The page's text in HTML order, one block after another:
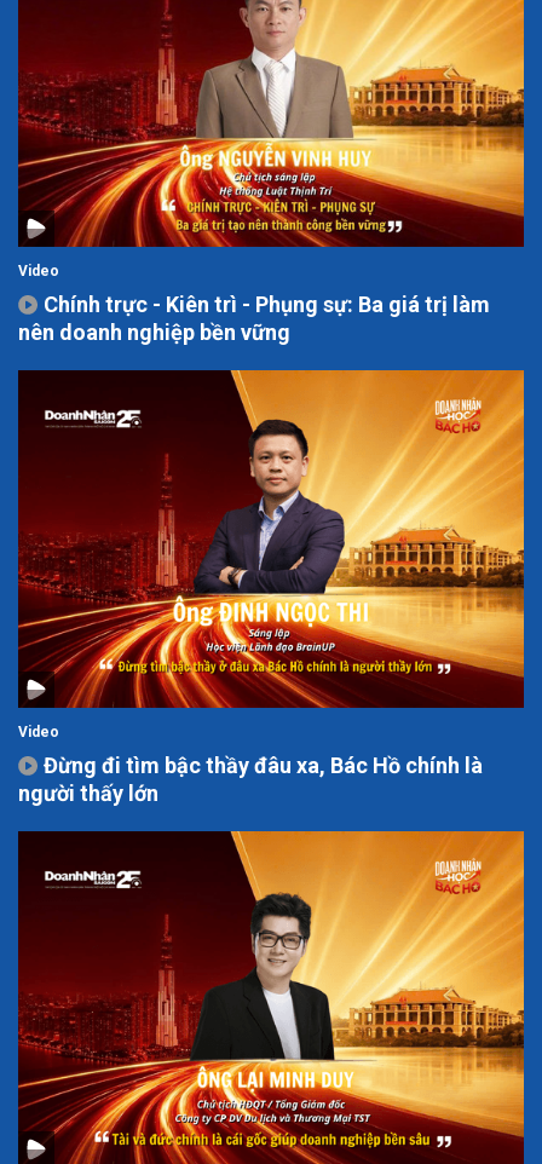
Video
Chính trực - Kiên trì - Phụng sự: Ba giá trị làm
nên doanh nghiệp bền vững
Video
Đừng đi tìm bậc thầy đâu xa, Bác Hồ chính là
người thấy lớn